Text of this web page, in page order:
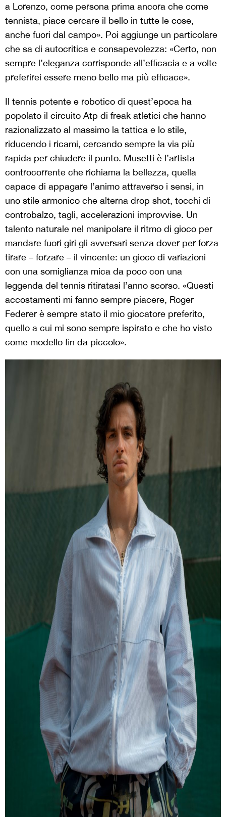
a Lorenzo, come persona prima ancora che come
tennista, piace cercare il bello in tutte le cose,
anche fuori dal campo». Poi aggiunge un particolare
che sa di autocritica e consapevolezza: «Certo, non
sempre l’eleganza corrisponde all’efficacia e a volte
preferirei essere meno bello ma più efficace».
Il tennis potente e robotico di quest’epoca ha
popolato il circuito Atp di freak atletici che hanno
razionalizzato al massimo la tattica e lo stile,
riducendo i ricami, cercando sempre la via più
rapida per chiudere il punto. Musetti è l’artista
controcorrente che richiama la bellezza, quella
capace di appagare l’animo attraverso i sensi, in
uno stile armonico che alterna drop shot, tocchi di
controbalzo, tagli, accelerazioni improvvise. Un
talento naturale nel manipolare il ritmo di gioco per
mandare fuori giri gli avversari senza dover per forza
tirare – forzare – il vincente: un gioco di variazioni
con una somiglianza mica da poco con una
leggenda del tennis ritiratasi l’anno scorso. «Questi
accostamenti mi fanno sempre piacere, Roger
Federer è sempre stato il mio giocatore preferito,
quello a cui mi sono sempre ispirato e che ho visto
come modello fin da piccolo».